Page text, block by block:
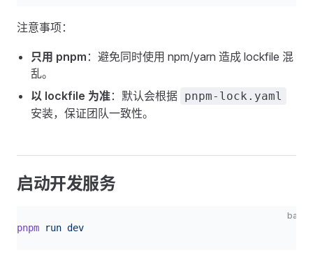
注意事项：
只用 pnpm ：避免同时使用 npm/yarn 造成 lockfile 混
乱。
以 lockfile 为准：默认会根据 pnpm-lock.yaml
安装，保证团队一致性。
启动开发服务
bash
pnpm run dev